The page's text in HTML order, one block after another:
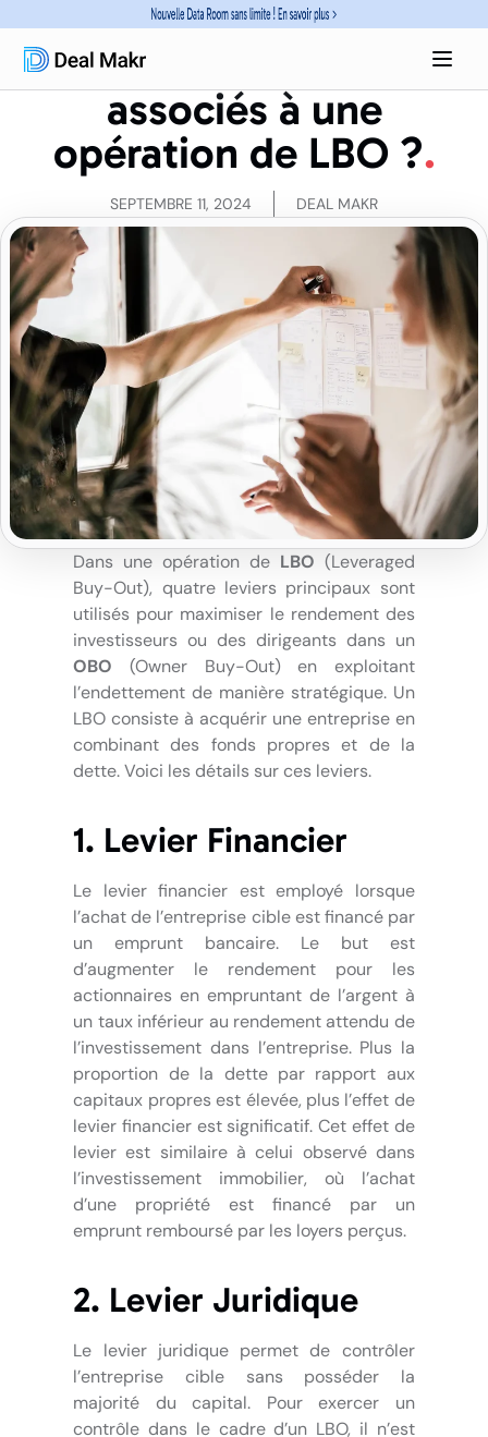
Quels sont les
quatre leviers
associés à une
opération de LBO ?
SEPTEMBRE 11, 2024 DEAL MAKR
Dans une opération de LBO (Leveraged
Buy-Out), quatre leviers principaux sont
utilisés pour maximiser le rendement des
investisseurs ou des dirigeants dans un
OBO (Owner Buy-Out) en exploitant
l’endettement de manière stratégique. Un
LBO consiste à acquérir une entreprise en
combinant des fonds propres et de la
dette. Voici les détails sur ces leviers.
1. Levier Financier
Le levier financier est employé lorsque
l’achat de l’entreprise cible est financé par
un emprunt bancaire. Le but est
d’augmenter le rendement pour les
actionnaires en empruntant de l’argent à
un taux inférieur au rendement attendu de
l’investissement dans l’entreprise. Plus la
proportion de la dette par rapport aux
capitaux propres est élevée, plus l’effet de
levier financier est significatif. Cet effet de
levier est similaire à celui observé dans
l’investissement immobilier, où l’achat
d’une propriété est financé par un
emprunt remboursé par les loyers perçus.
2. Levier Juridique
Le levier juridique permet de contrôler
l’entreprise cible sans posséder la
majorité du capital. Pour exercer un
contrôle dans le cadre d’un LBO, il n’est